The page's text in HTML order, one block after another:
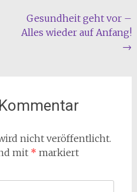
Gesundheit geht vor –
Alles wieder auf Anfang!
→
nicht veröffentlicht.
mit * markiert